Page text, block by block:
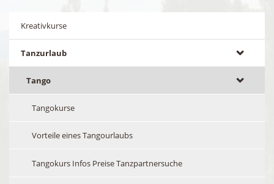
Kreativkurse
Tanzurlaub
Tango
Tangokurse
Vorteile eines Tangourlaubs
Tangokurs Infos Preise Tanzpartnersuche